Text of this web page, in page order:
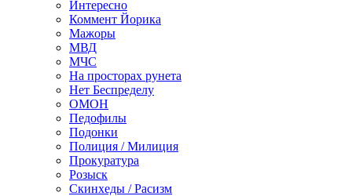
Интересно
Коммент Йорика
Мажоры
МВД
МЧС
На просторах рунета
Нет Беспределу
ОМОН
Педофилы
Подонки
Полиция / Милиция
Прокуратура
Розыск
Скинхеды / Расизм